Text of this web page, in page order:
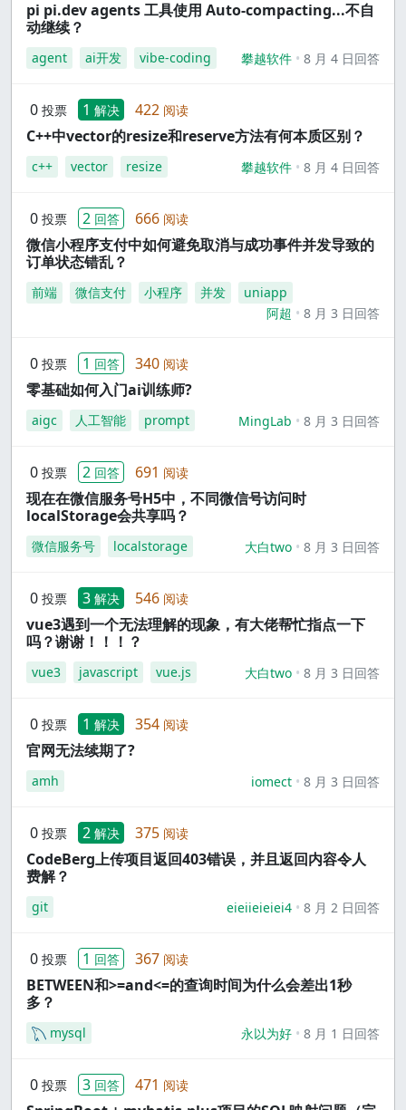
pi pi.dev agents 工具使用 Auto-compacting...不自
动继续？
agent ai开发 vibe-coding 攀越软件 8 月 4 日回答
0 投票 1 解决 422 阅读
C++中vector的resize和reserve方法有何本质区别？
c++ vector resize 攀越软件 8 月 4 日回答
0 投票 2 回答 666 阅读
微信小程序支付中如何避免取消与成功事件并发导致的
订单状态错乱？
前端 微信支付 小程序 并发
uniapp
阿超
8 月 3 日回答
0 投票 1 回答 340 阅读
零基础如何入门ai训练师?
aigc 人工智能 prompt MingLab 8 月 3 日回答
0 投票 2 回答 691 阅读
现在在微信服务号H5中，不同微信号访问时
localStorage会共享吗？
微信服务号 localstorage 大白two 8 月 3 日回答
0 投票 3 解决 546 阅读
vue3遇到一个无法理解的现象，有大佬帮忙指点一下
吗？谢谢！！！？
vue3 javascript vue.js 大白two 8 月 3 日回答
0 投票 1 解决 354 阅读
官网无法续期了?
amh iomect 8 月 3 日回答
0 投票 2 解决 375 阅读
CodeBerg上传项目返回403错误，并且返回内容令人
费解？
git eieiieieiei4 8 月 2 日回答
0 投票 1 回答 367 阅读
BETWEEN和>=and<=的查询时间为什么会差出1秒
多？
mysql 永以为好 8 月 1 日回答
0 投票 3 回答 471 阅读